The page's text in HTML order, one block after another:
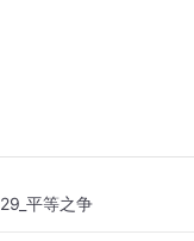
平等之争